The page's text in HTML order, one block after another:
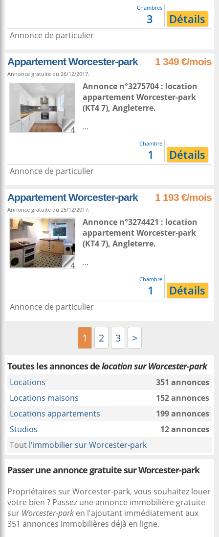
Chambres
3 Détails
Annonce de particulier
Appartement Worcester-park 1 349 €/mois
Annonce gratuite du 26/12/2017.
4
Annonce n°3275704 : location
appartementWorcester-park
(KT4 7), Angleterre.
...
Chambre
1 Détails
Annonce de particulier
Appartement Worcester-park 1 193 €/mois
Annonce gratuite du 25/12/2017.
4
Annonce n°3274421 : location
appartementWorcester-park
(KT4 7), Angleterre.
...
Chambre
1 Détails
Annonce de particulier
1 2 3 >
Toutes les annonces delocation sur Worcester-park
Locations
351 annonces
Locations maisons
152 annonces
Locations appartements
199 annonces
Studios
12 annonces
Tout l'immobilier sur Worcester-park
Passer une annonce gratuite sur Worcester-park
Propriétaires sur Worcester-park, vous souhaitez louer
votre bien ? Passez une annonce immobilière gratuite
sur Worcester-park en l'ajoutant immédiatement aux
351 annonces immobilières déjà en ligne.